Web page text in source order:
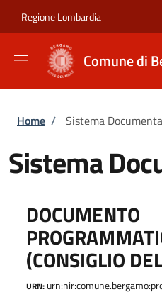
Regione Lombardia
Comune di
Briciole di
Home / Sistema
Sistema
DOCUMENTO
(CONSIGLIO
URN: